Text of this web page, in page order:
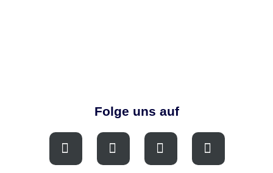
Folge uns auf